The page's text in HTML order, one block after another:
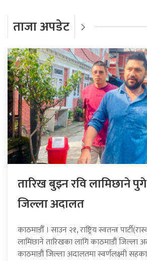
ताजा अपडेट
तारिख बुझ्न रवि लामिछाने
जिल्ला अदालत
काठमाडौँ । साउन २१, राष्ट्रिय स्वतन्त्र
लामिछाने तारिखका लागि काठमाडौं जिल्ला
काठमाडौं जिल्ला अदालतमा स्वर्णलक्ष्मी